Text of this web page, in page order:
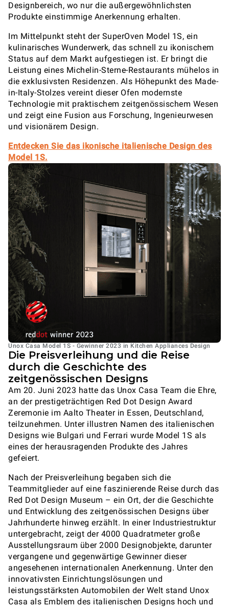
Designbereich, wo nur die außergewöhnlichsten
Produkte einstimmige Anerkennung erhalten.
Im Mittelpunkt steht der SuperOven Model 1S, ein
kulinarisches Wunderwerk, das schnell zu ikonischem
Status auf dem Markt aufgestiegen ist. Er bringt die
Leistung eines Michelin-Sterne-Restaurants mühelos in
die exklusivsten Residenzen. Als Höhepunkt des Made-
in-Italy-Stolzes vereint dieser Ofen modernste
Technologie mit praktischem zeitgenössischem Wesen
und zeigt eine Fusion aus Forschung, Ingenieurwesen
und visionärem Design.
Entdecken Sie das ikonische italienische Design des
Model 1S.
Unox Casa Model 1S - Gewinner 2023 in Kitchen Appliances Design
Die Preisverleihung und die Reise
durch die Geschichte des
zeitgenössischen Designs
Am 20. Juni 2023 hatte das Unox Casa Team die Ehre,
an der prestigeträchtigen Red Dot Design Award
Zeremonie im Aalto Theater in Essen, Deutschland,
teilzunehmen. Unter illustren Namen des italienischen
Designs wie Bulgari und Ferrari wurde Model 1S als
eines der herausragenden Produkte des Jahres
gefeiert.
Nach der Preisverleihung begaben sich die
Teammitglieder auf eine faszinierende Reise durch das
Red Dot Design Museum – ein Ort, der die Geschichte
und Entwicklung des zeitgenössischen Designs über
Jahrhunderte hinweg erzählt. In einer Industriestruktur
untergebracht, zeigt der 4000 Quadratmeter große
Ausstellungsraum über 2000 Designobjekte, darunter
vergangene und gegenwärtige Gewinner dieser
angesehenen internationalen Anerkennung. Unter den
innovativsten Einrichtungslösungen und
leistungsstärksten Automobilen der Welt stand Unox
Casa als Emblem des italienischen Designs hoch und